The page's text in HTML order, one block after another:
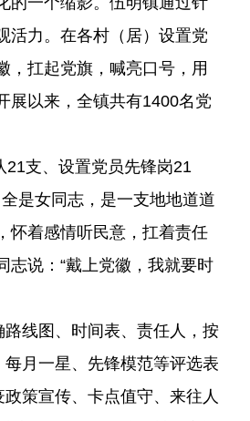
活力。在各村（居）设置党
，扛起党旗，喊亮口号，用
展以来，全镇共有1400名党
21支、设置党员先锋岗21
是女同志，是一支地地道道
怀着感情听民意，扛着责任
志说：“戴上党徽，我就要时
线图、时间表、责任人，按
月一星、先锋模范等评选表
策宣传、卡点值守、来往人